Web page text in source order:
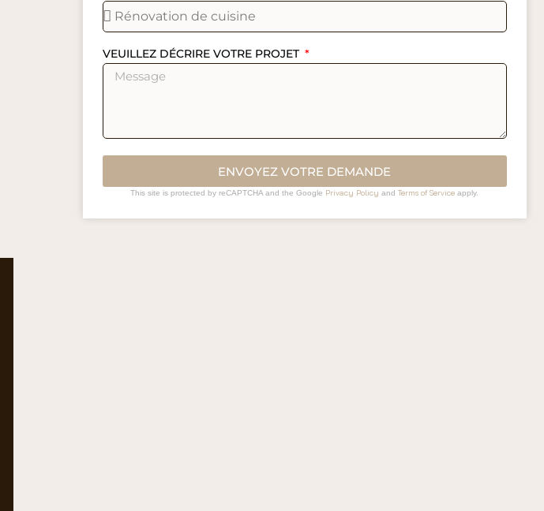
VEUILLEZ DÉCRIRE VOTRE PROJET
ENVOYEZ VOTRE DEMANDE
This site is protected by reCAPTCHA and the Google Privacy Policy andTerms of Service apply.